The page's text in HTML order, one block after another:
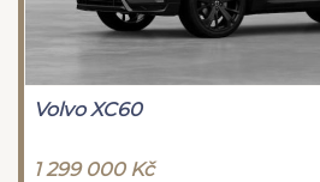
Volvo XC60
1 299 000 Kč